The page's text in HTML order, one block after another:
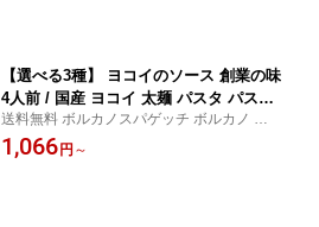
【選べる3種】 ヨコイのソース 創業の味
4人前 / 国産 ヨコイ 太麺 パスタ パスタ
ソース パスタセット あんかけスパ あん
かけパスタ あんかけソース あんかけス
送料無料 ボルカノスパゲッチ ボルカノ ボ
ルカノパスタ
1,066 円 ～